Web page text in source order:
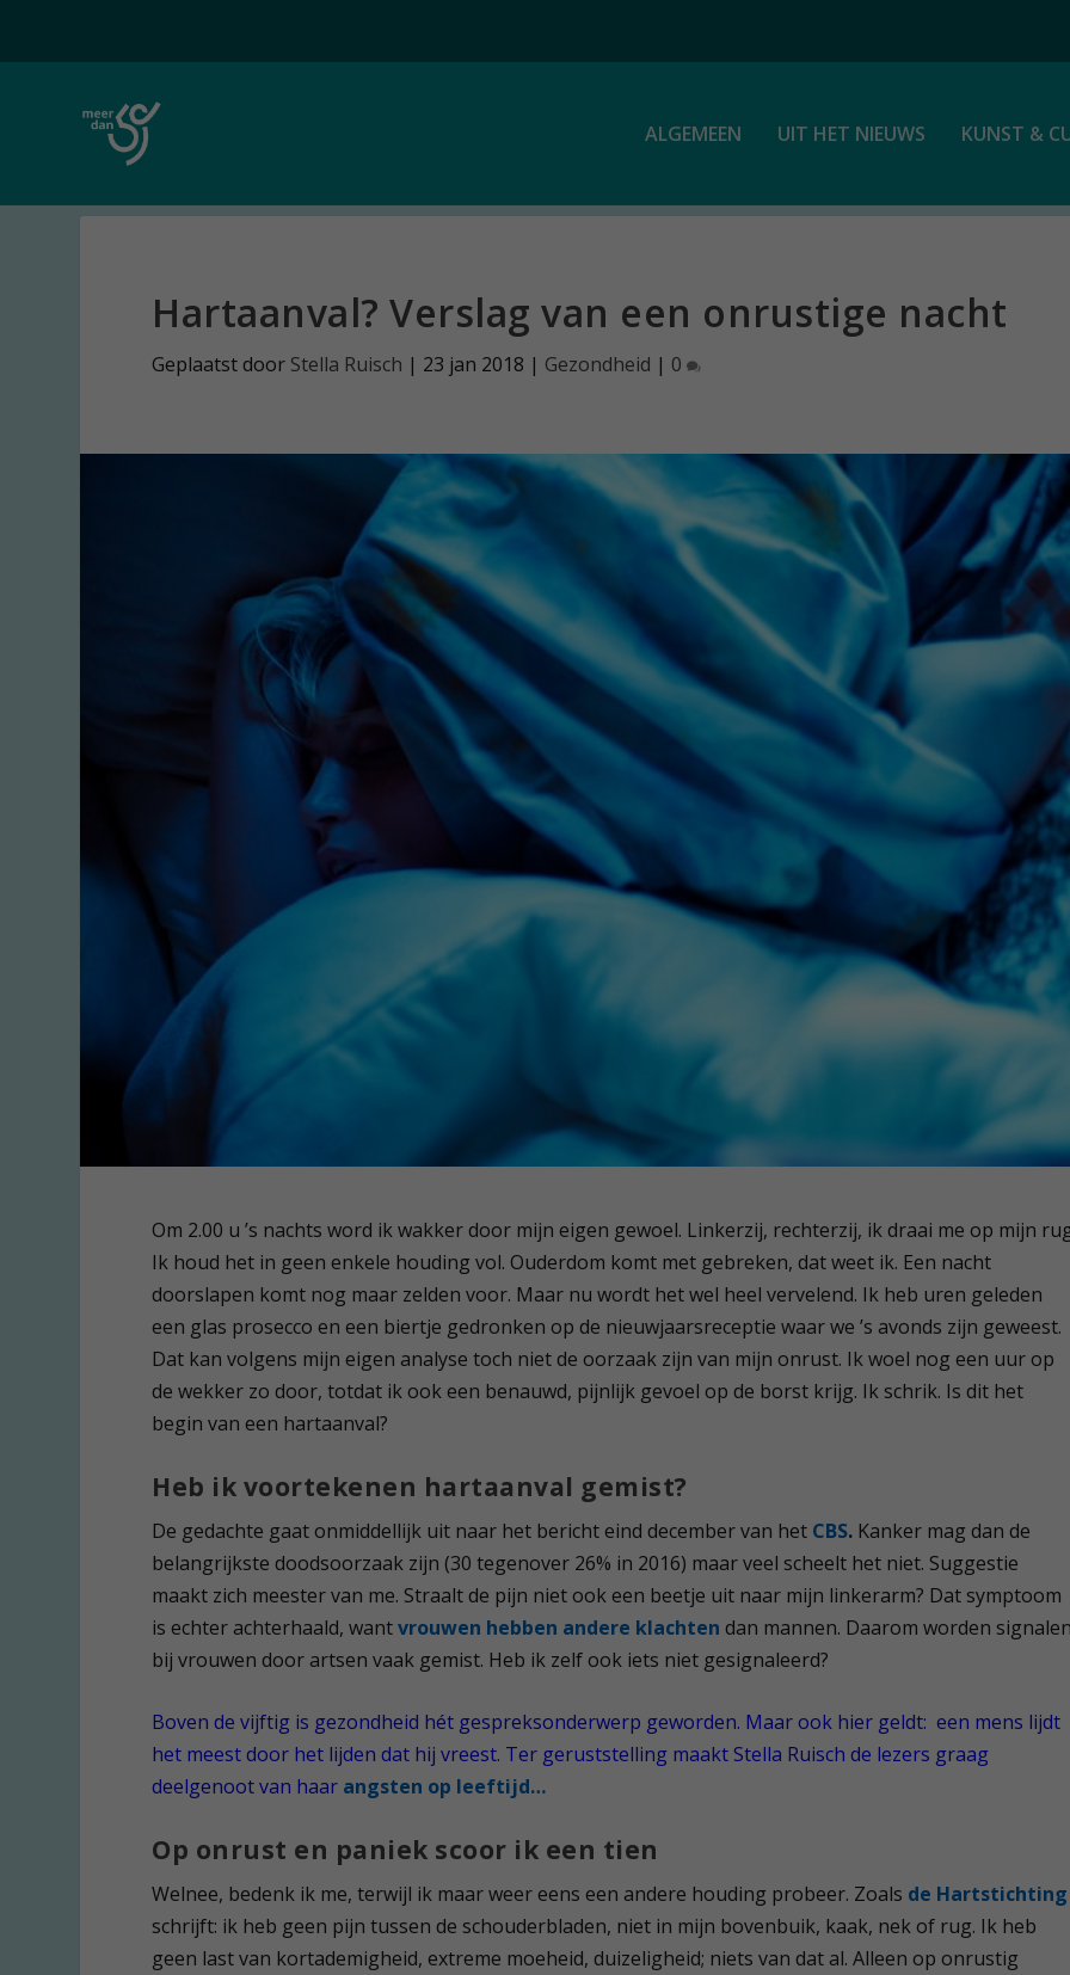
ALGEMEEN UIT HET NIEUWS KUNST &
Hartaanval? Verslag van een onrustige nacht
Geplaatst door Stella Ruisch | 23 jan 2018 | Gezondheid | 0
Om 2.00 u ’s nachts word ik wakker door mijn eigen gewoel. Linkerzij, rechterzij, ik draai me op mijn
Ik houd het in geen enkele houding vol. Ouderdom komt met gebreken, dat weet ik. Een nacht
doorslapen komt nog maar zelden voor. Maar nu wordt het wel heel vervelend. Ik heb uren geleden
een glas prosecco en een biertje gedronken op de nieuwjaarsreceptie waar we ’s avonds zijn geweest.
Dat kan volgens mijn eigen analyse toch niet de oorzaak zijn van mijn onrust. Ik woel nog een uur op
de wekker zo door, totdat ik ook een benauwd, pijnlijk gevoel op de borst krijg. Ik schrik. Is dit het
begin van een hartaanval?
Heb ik voortekenen hartaanval gemist?
De gedachte gaat onmiddellijk uit naar het bericht eind december van het CBS. Kanker mag dan de
belangrijkste doodsoorzaak zijn (30 tegenover 26% in 2016) maar veel scheelt het niet. Suggestie
maakt zich meester van me. Straalt de pijn niet ook een beetje uit naar mijn linkerarm? Dat symptoom
is echter achterhaald, wantvrouwen hebben andere klachten dan mannen. Daarom worden
bij vrouwen door artsen vaak gemist. Heb ik zelf ook iets niet gesignaleerd?
Boven de vijftig is gezondheid hét gespreksonderwerp geworden. Maar ook hier geldt: een mens lijdt
het meest door het lijden dat hij vreest. Ter geruststelling maakt Stella Ruisch de lezers graag
deelgenoot van haar angsten op leeftijd…
Op onrust en paniek scoor ik een tien
Welnee, bedenk ik me, terwijl ik maar weer eens een andere houding probeer. Zoals de Hartstichting
schrijft: ik heb geen pijn tussen de schouderbladen, niet in mijn bovenbuik, kaak, nek of rug. Ik heb
geen last van kortademigheid, extreme moeheid, duizeligheid; niets van dat al. Alleen op onrustig